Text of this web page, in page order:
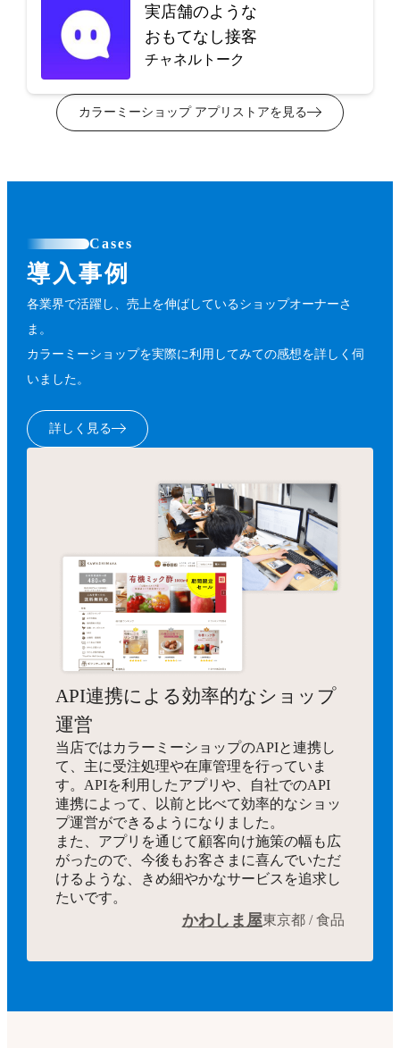
実店舗のような
おもてなし接客
チャネルトーク
カラーミーショップ アプリストアを見る
Cases
導入事例
各業界で活躍し、売上を伸ばしているショップオーナーさ
ま。
カラーミーショップを実際に利用してみての感想を詳しく伺
いました。
詳しく見る
API連携による効率的なショップ
運営
当店ではカラーミーショップのAPIと連携し
て、主に受注処理や在庫管理を行っていま
す。APIを利用したアプリや、自社でのAPI
連携によって、以前と比べて効率的なショッ
プ運営ができるようになりました。
また、アプリを通じて顧客向け施策の幅も広
がったので、今後もお客さまに喜んでいただ
けるような、きめ細やかなサービスを追求し
たいです。
かわしま屋東京都 / 食品